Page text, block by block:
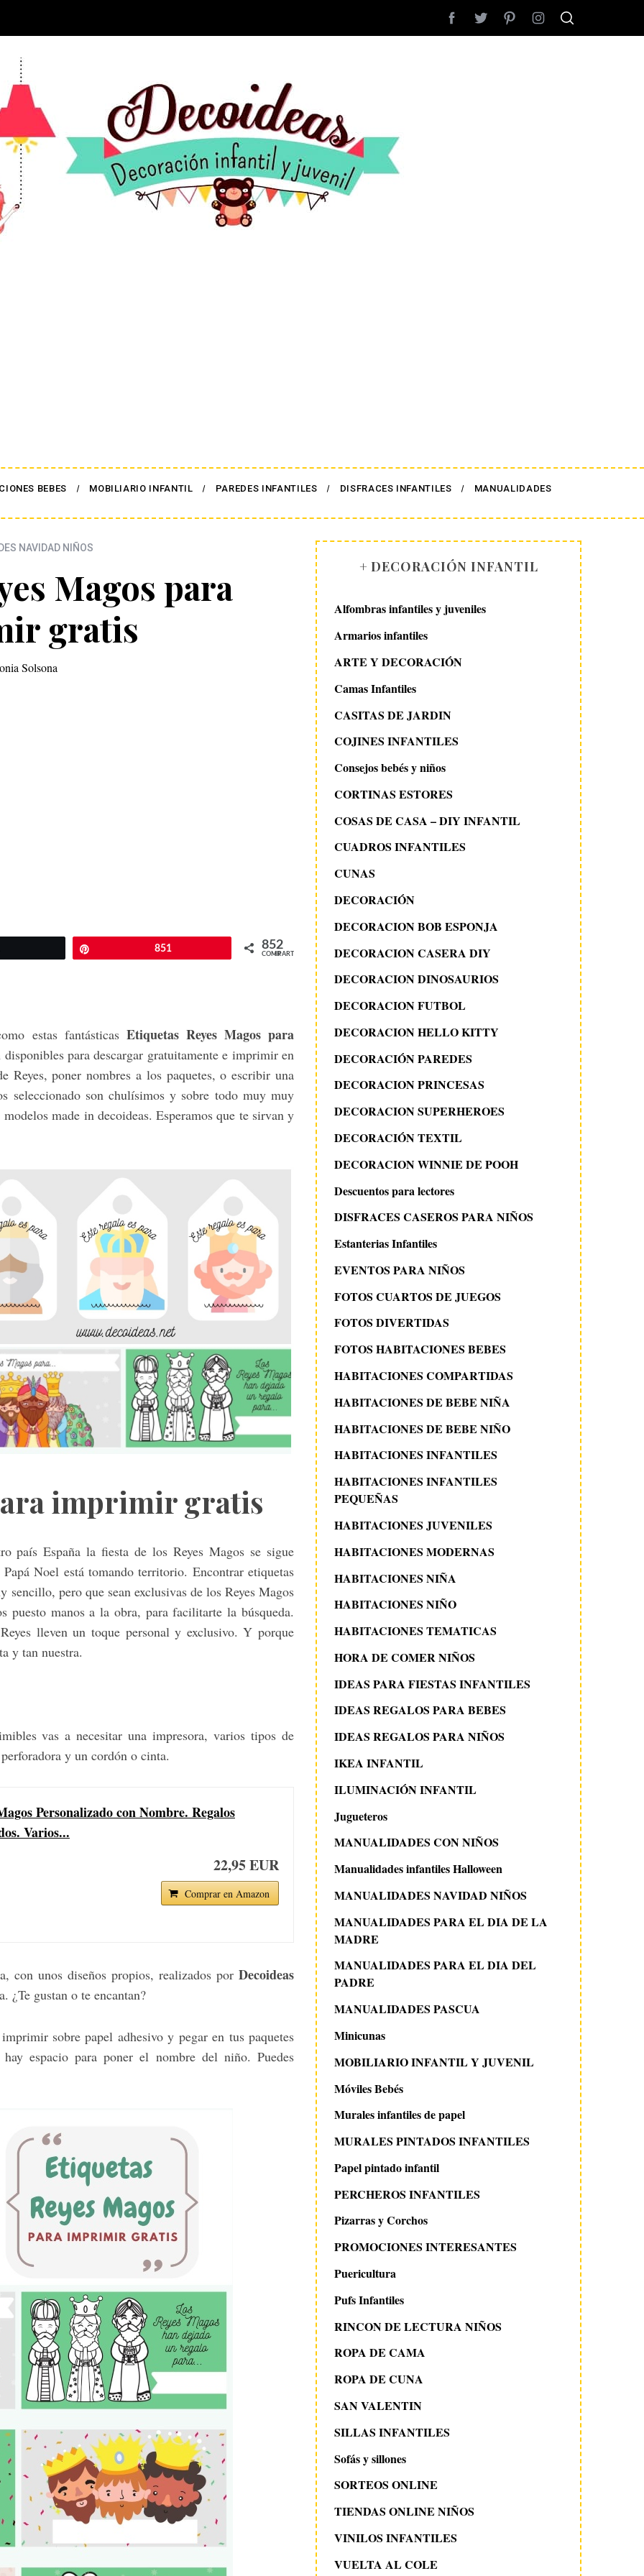
BEBES MOBILIARIO INFANTIL PAREDES INFANTILES DISFRACES INFANTILES MANUALIDADES
NAVIDAD NIÑOS
Magos para
gratis
Solsona
851 852
COMPARTIR
estas fantásticas Etiquetas Reyes Magos para
disponibles para descargar gratuitamente e imprimir en
Reyes, poner nombres a los paquetes, o escribir una
seleccionado son chulísimos y sobre todo muy muy
made in decoideas. Esperamos que te sirvan y
imprimir gratis
país España la fiesta de los Reyes Magos se sigue
Noel está tomando territorio. Encontrar etiquetas
sencillo, pero que sean exclusivas de los Reyes Magos
puesto manos a la obra, para facilitarte la búsqueda.
lleven un toque personal y exclusivo. Y porque
y tan nuestra.
vas a necesitar una impresora, varios tipos de
y un cordón o cinta.
Personalizado con Nombre. Regalos
Varios...
22,95 EUR
Comprar en Amazon
con unos diseños propios, realizados por Decoideas
gustan o te encantan?
sobre papel adhesivo y pegar en tus paquetes
espacio para poner el nombre del niño. Puedes
+ DECORACIÓN INFANTIL
Alfombras infantiles y juveniles
Armarios infantiles
ARTE Y DECORACIÓN
Camas Infantiles
CASITAS DE JARDIN
COJINES INFANTILES
Consejos bebés y niños
CORTINAS ESTORES
COSAS DE CASA – DIY INFANTIL
CUADROS INFANTILES
CUNAS
DECORACIÓN
DECORACION BOB ESPONJA
DECORACION CASERA DIY
DECORACION DINOSAURIOS
DECORACION FUTBOL
DECORACION HELLO KITTY
DECORACIÓN PAREDES
DECORACION PRINCESAS
DECORACION SUPERHEROES
DECORACIÓN TEXTIL
DECORACION WINNIE DE POOH
Descuentos para lectores
DISFRACES CASEROS PARA NIÑOS
Estanterias Infantiles
EVENTOS PARA NIÑOS
FOTOS CUARTOS DE JUEGOS
FOTOS DIVERTIDAS
FOTOS HABITACIONES BEBES
HABITACIONES COMPARTIDAS
HABITACIONES DE BEBE NIÑA
HABITACIONES DE BEBE NIÑO
HABITACIONES INFANTILES
HABITACIONES INFANTILES
PEQUEÑAS
HABITACIONES JUVENILES
HABITACIONES MODERNAS
HABITACIONES NIÑA
HABITACIONES NIÑO
HABITACIONES TEMATICAS
HORA DE COMER NIÑOS
IDEAS PARA FIESTAS INFANTILES
IDEAS REGALOS PARA BEBES
IDEAS REGALOS PARA NIÑOS
IKEA INFANTIL
ILUMINACIÓN INFANTIL
Jugueteros
MANUALIDADES CON NIÑOS
Manualidades infantiles Halloween
MANUALIDADES NAVIDAD NIÑOS
MANUALIDADES PARA EL DIA DE LA
MADRE
MANUALIDADES PARA EL DIA DEL
PADRE
MANUALIDADES PASCUA
Minicunas
MOBILIARIO INFANTIL Y JUVENIL
Móviles Bebés
Murales infantiles de papel
MURALES PINTADOS INFANTILES
Papel pintado infantil
PERCHEROS INFANTILES
Pizarras y Corchos
PROMOCIONES INTERESANTES
Puericultura
Pufs Infantiles
RINCON DE LECTURA NIÑOS
ROPA DE CAMA
ROPA DE CUNA
SAN VALENTIN
SILLAS INFANTILES
Sofás y sillones
SORTEOS ONLINE
TIENDAS ONLINE NIÑOS
VINILOS INFANTILES
VUELTA AL COLE